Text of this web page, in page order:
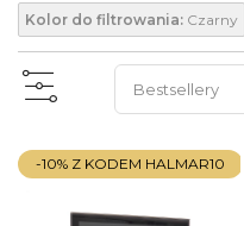
Kolor do filtrowania: Czarny
-10% Z KODEM HALMAR10